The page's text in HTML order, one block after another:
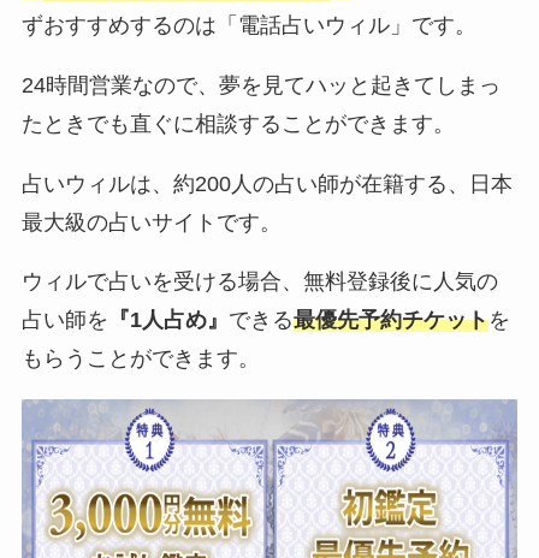
ずおすすめするのは「電話占いウィル」です。
24時間営業なので、夢を見てハッと起きてしまっ
たときでも直ぐに相談することができます。
占いウィルは、約200人の占い師が在籍する、日本
最大級の占いサイトです。
ウィルで占いを受ける場合、無料登録後に人気の
占い師を 『1人占め』 できる最優先予約チケットを
もらうことができます。